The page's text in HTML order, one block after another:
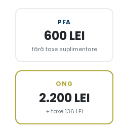
PFA
600 LEI
fără taxe suplimentare
ONG
2.200 LEI
+ taxe 136 LEI